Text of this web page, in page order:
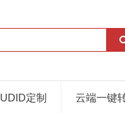
UDID定制 云端一键